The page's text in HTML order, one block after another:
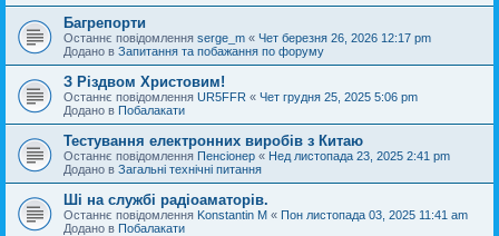
Багрепорти
Останнє повідомлення serge_m « Чет березня 26, 2026 12:17 pm
Додано в Запитання та побажання по форуму
З Різдвом Христовим!
Останнє повідомлення UR5FFR « Чет грудня 25, 2025 5:06 pm
Додано в Побалакати
Тестування електронних виробів з Китаю
Останнє повідомлення Пенсіонер « Нед листопада 23, 2025 2:41 pm
Додано в Загальні технічні питання
Ші на службі радіоаматорів.
Останнє повідомлення Konstantin M « Пон листопада 03, 2025 11:41 am
Додано в Побалакати